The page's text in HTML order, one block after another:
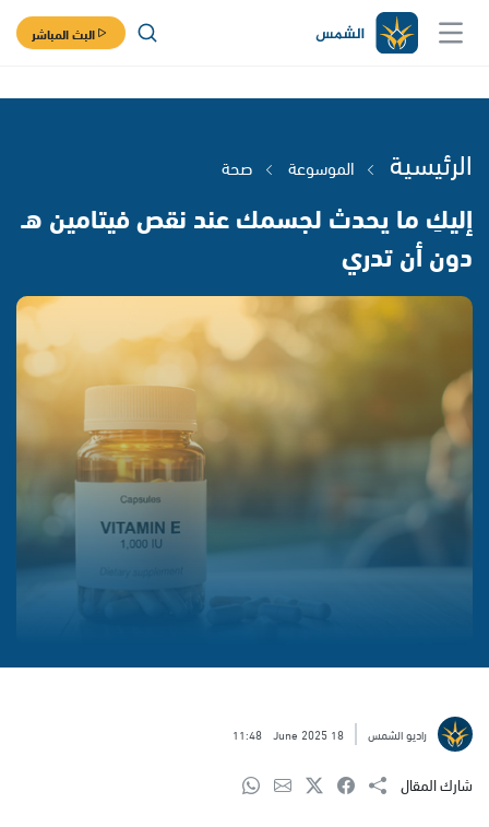
البث المباشر
الرئيسية الموسوعة صحة
إليكِ ما يحدث لجسمك عند نقص فيتامين هـ
دون أن تدري
راديو الشمس 18 June 2025
11:48
شارك المقال